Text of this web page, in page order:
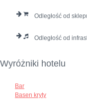
Odległość od
Odległość od
Wyróżniki hotelu
Bar
Basen kryty